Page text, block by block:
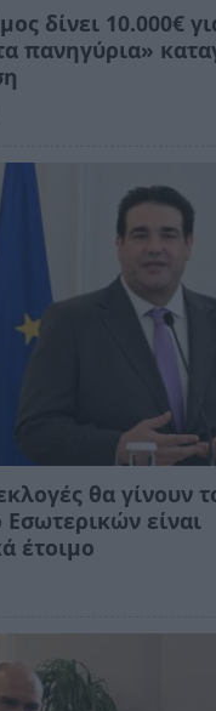
δίνει 10.000€
πανηγύρια»
θα γίνουν
είναι
έτοιμο